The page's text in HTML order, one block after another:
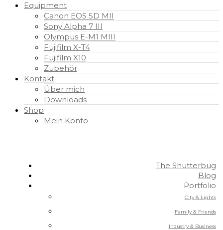
Equipment
Canon EOS 5D MII
Sony Alpha 7 III
Olympus E-M1 MIII
Fujifilm X-T4
Fujifilm X10
Zubehör
Kontakt
Über mich
Downloads
Shop
Mein Konto
The Shutterbug
Blog
Portfolio
City & Lights
Family & Friends
Industry & Business